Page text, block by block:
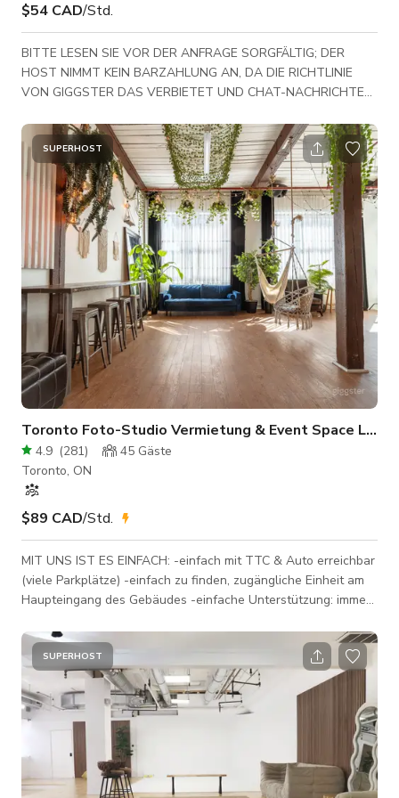
$54 CAD/Std.
BITTE LESEN SIE VOR DER ANFRAGE SORGFÄLTIG; DER
HOST NIMMT KEIN BARZAHLUNG AN, DA DIE RICHTLINIE
VON GIGGSTER DAS VERBIETET UND CHAT-NACHRICHTEN
aktualisiert) Achtung Toronto Shutterbugs (maximal 6 Gäste)!!!
Atemberaubendes Hard-Loft im Erdgeschoss in der Innenstadt
von Toronto. Eckwohnung mit Südost-Ausrichtung und 16 Fuß
hohen Decken. Merkmale: rote & beige Ziegel, dunkle
Holzböden, pharaonische Fenster (x4), eine riesige Tafel, viele
Bücher
SUPERHOST
Toronto Foto-Studio Vermietung & Event Space Loft!
4.9 (281) 45 Gäste
Toronto, ON
$89 CAD/Std.
MIT UNS IST ES EINFACH: -einfach mit TTC & Auto erreichbar
(viele Parkplätze) -einfach zu finden, zugängliche Einheit am
Haupteingang des Gebäudes -einfache Unterstützung: immer
-der Raum ist komplett möbliert, mit natürlichem Licht
*PREISZUSCHLÄGE: — Unser angegebener Tarif gilt für
Wochentage während unserer Öffnungszeiten (6 Uhr bis 21
Uhr) für kleine Produktionen unter 10 Personen. Für
Veranstaltungen erhöht sich
SUPERHOST